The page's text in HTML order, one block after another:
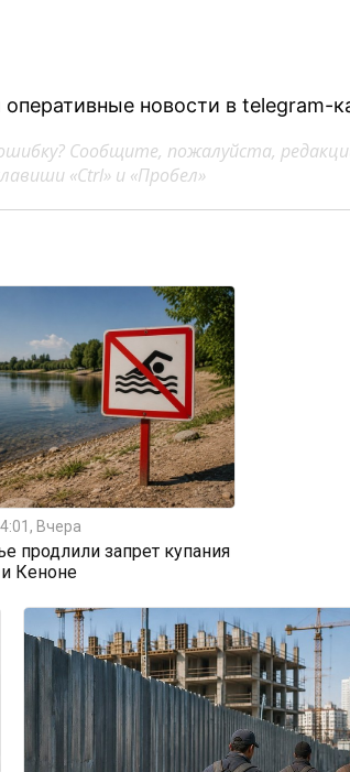
новости в telegram-
Сообщите, пожалуйста,
«Ctrl» и «Пробел»
Вчера
продлили запрет купания
Кеноне